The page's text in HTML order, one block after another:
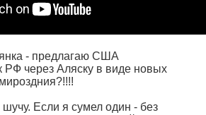
- предлагаю США
РФ через Аляску в виде новых
Если я сумел один - без